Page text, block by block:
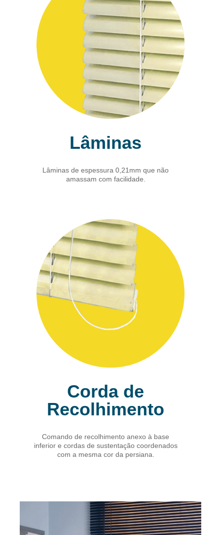
Lâminas
Lâminas de espessura 0,21mm que não
amassam com facilidade.
Corda de
Recolhimento
Comando de recolhimento anexo à base
inferior e cordas de sustentação coordenados
com a mesma cor da persiana.